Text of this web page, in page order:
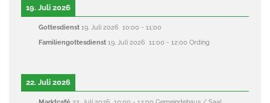
19. Juli 2026
Gottesdienst 19. Juli 2026 10:00 - 11:00
Familiengottesdienst 19. Juli 2026 11:00 - 12:00 Ording
22. Juli 2026